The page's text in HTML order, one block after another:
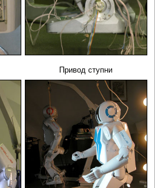
Привод ступни